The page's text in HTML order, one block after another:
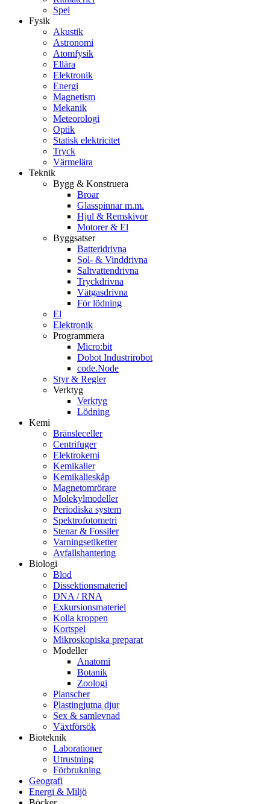
Spel
Fysik
Akustik
Astronomi
Atomfysik
Ellära
Elektronik
Energi
Magnetism
Mekanik
Meteorologi
Optik
Statisk elektricitet
Tryck
Värmelära
Teknik
Bygg & Konstruera
Broar
Glasspinnar m.m.
Hjul & Remskivor
Motorer & El
Byggsatser
Batteridrivna
Sol- & Vinddrivna
Saltvattendrivna
Tryckdrivna
Vätgasdrivna
För lödning
El
Elektronik
Programmera
Micro:bit
Dobot Industrirobot
code.Node
Styr & Regler
Verktyg
Verktyg
Lödning
Kemi
Bränsleceller
Centrifuger
Elektrokemi
Kemikalier
Kemikalieskåp
Magnetomrörare
Molekylmodeller
Periodiska system
Spektrofotometri
Stenar & Fossiler
Varningsetiketter
Avfallshantering
Biologi
Blod
Dissektionsmateriel
DNA / RNA
Exkursionsmateriel
Kolla kroppen
Kortspel
Mikroskopiska preparat
Modeller
Anatomi
Botanik
Zoologi
Planscher
Plastingjutna djur
Sex & samlevnad
Växtförsök
Bioteknik
Laborationer
Utrustning
Förbrukning
Geografi
Energi & Miljö